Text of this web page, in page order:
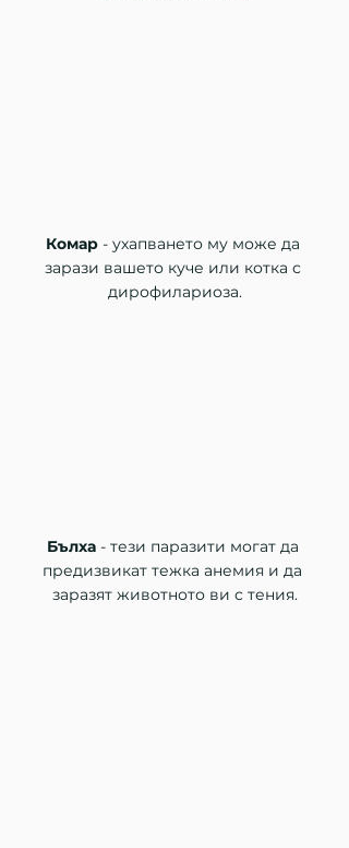
Комар - ухапването му може да
зарази вашето куче или котка с
дирофилариоза.
Бълха - тези паразити могат да
предизвикат тежка анемия и да
заразят животното ви с тения.